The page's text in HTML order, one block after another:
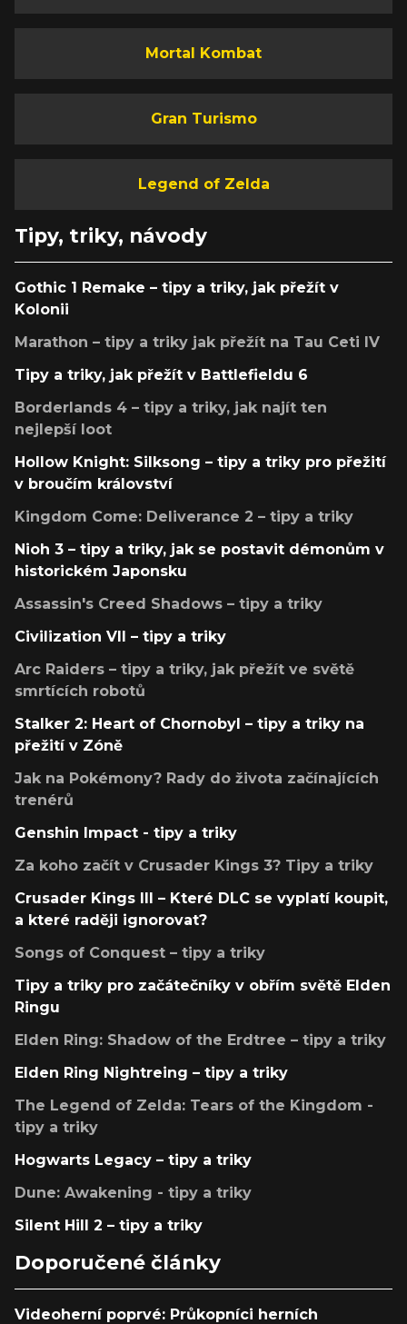
Mortal Kombat
Gran Turismo
Legend of Zelda
Tipy, triky, návody
Gothic 1 Remake – tipy a triky, jak přežít v
Kolonii
Marathon – tipy a triky jak přežít na Tau Ceti IV
Tipy a triky, jak přežít v Battlefieldu 6
Borderlands 4 – tipy a triky, jak najít ten
nejlepší loot
Hollow Knight: Silksong – tipy a triky pro přežití
v broučím království
Kingdom Come: Deliverance 2 – tipy a triky
Nioh 3 – tipy a triky, jak se postavit démonům v
historickém Japonsku
Assassin's Creed Shadows – tipy a triky
Civilization VII – tipy a triky
Arc Raiders – tipy a triky, jak přežít ve světě
smrtících robotů
Stalker 2: Heart of Chornobyl – tipy a triky na
přežití v Zóně
Jak na Pokémony? Rady do života začínajících
trenérů
Genshin Impact - tipy a triky
Za koho začít v Crusader Kings 3? Tipy a triky
Crusader Kings III – Které DLC se vyplatí koupit,
a které raději ignorovat?
Songs of Conquest – tipy a triky
Tipy a triky pro začátečníky v obřím světě Elden
Ringu
Elden Ring: Shadow of the Erdtree – tipy a triky
Elden Ring Nightreing – tipy a triky
The Legend of Zelda: Tears of the Kingdom -
tipy a triky
Hogwarts Legacy – tipy a triky
Dune: Awakening - tipy a triky
Silent Hill 2 – tipy a triky
Doporučené články
Videoherní poprvé: Průkopníci herních